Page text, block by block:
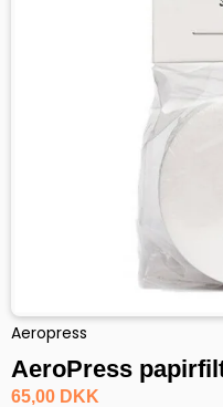
Aeropress
AeroPress
65,00 DKK